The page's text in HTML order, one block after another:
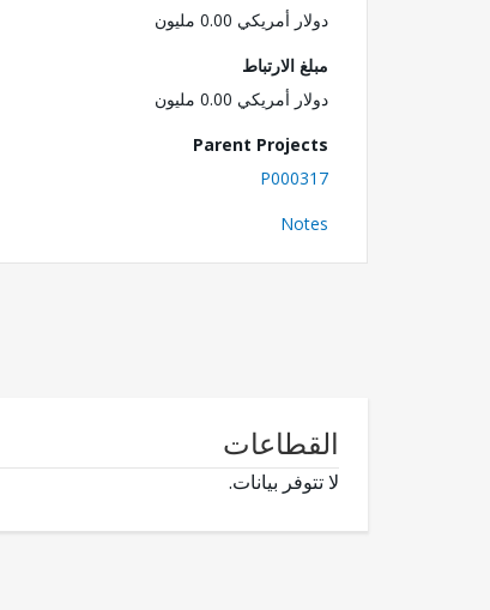
دولار أمريكي 0.00 مليون
مبلغ الارتباط
دولار أمريكي 0.00 مليون
Parent Projects
P000317
Notes
القطاعات
لا تتوفر بيانات.